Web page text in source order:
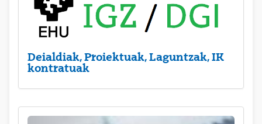
Deialdiak, Proiektuak, Laguntzak, IK
kontratuak